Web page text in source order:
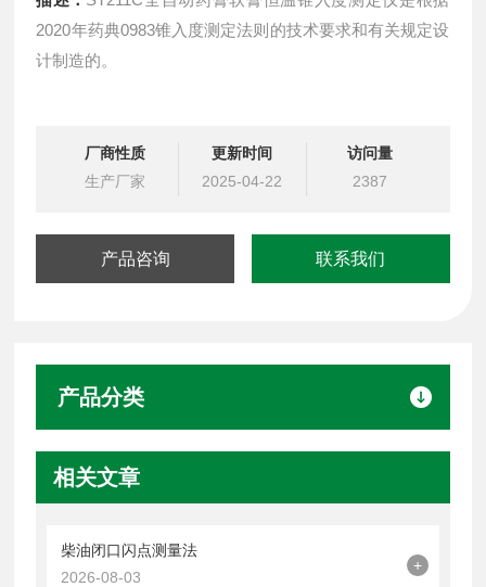
2020年药典0983锥入度测定法则的技术要求和有关规定设
计制造的。
厂商性质
生产厂家
更新时间
2025-04-22
访问量
2387
产品咨询 联系我们
产品分类
相关文章
柴油闭口闪点测量法
2026-08-03
+